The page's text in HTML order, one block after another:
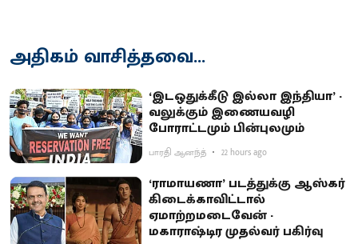
அதிகம் வாசித்தவை...
‘இடஒதுக்கீடு இல்லா இந்தியா’ -
வலுக்கும் இணையவழி
போராட்டமும் பின்புலமும்
பாரதி ஆனந்த் 22 hours ago
‘ராமாயணா’ படத்துக்கு ஆஸ்கர்
கிடைக்காவிட்டால்
ஏமாற்றமடைவேன் -
மகாராஷ்டிர முதல்வர் பகிர்வு